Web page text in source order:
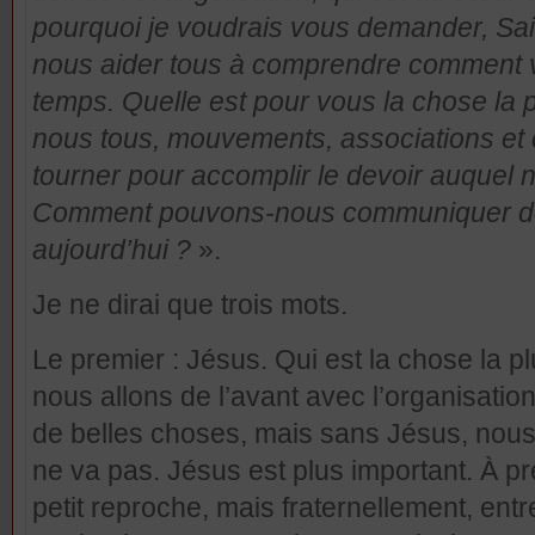
pourquoi je voudrais vous demander,
nous aider tous à comprendre comment
temps. Quelle est pour vous la chose la
nous tous, mouvements, associations
tourner pour accomplir le devoir auquel
Comment pouvons-nous communiquer
aujourd’hui ? ».
Je ne dirai que trois mots.
Le premier : Jésus. Qui est la chose la
nous allons de l’avant avec
de belles choses, mais sans Jésus,
ne va pas. Jésus est plus important. À
petit reproche, mais fraternellement,